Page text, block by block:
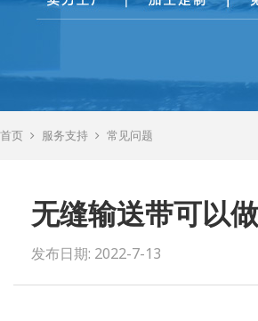
首页 服务支持 常见问题
无缝输送带可以
发布日期: 2022-7-13